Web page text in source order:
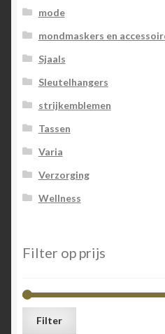
mode
mondmaskers en
Sjaals
Sleutelhangers
strijkemblemen
Tassen
Varia
Verzorging
Wellness
Filter op prijs
Filter